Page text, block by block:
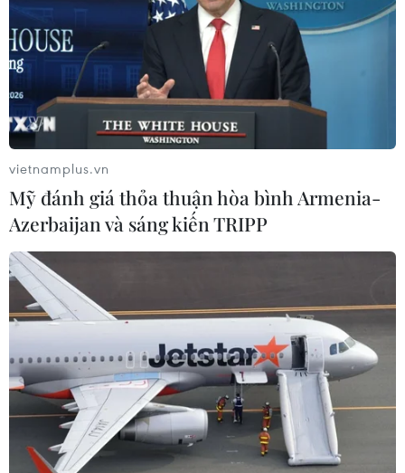
vietnamplus.vn
Mỹ đánh giá thỏa thuận hòa bình Armenia-
Azerbaijan và sáng kiến TRIPP